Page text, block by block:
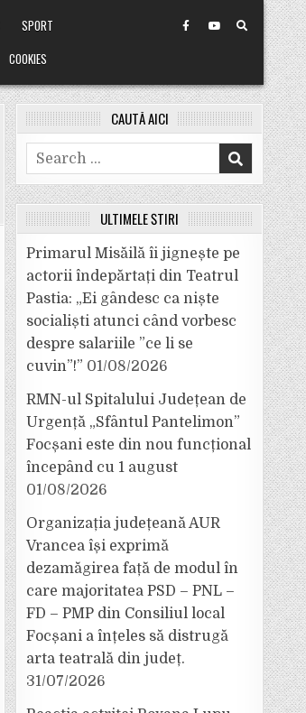
SPORT
COOKIES
CAUTĂ AICI
Search
for:
ULTIMELE ȘTIRI
Primarul Misăilă îi jignește pe
actorii îndepărtați din Teatrul
Pastia: „Ei gândesc ca niște
socialiști atunci când vorbesc
despre salariile ”ce li se
cuvin”!” 01/08/2026
RMN-ul Spitalului Județean de
Urgență „Sfântul Pantelimon”
Focșani este din nou funcțional
începând cu 1 august
01/08/2026
Organizația județeană AUR
Vrancea își exprimă
dezamăgirea față de modul în
care majoritatea PSD – PNL –
FD – PMP din Consiliul local
Focșani a înțeles să distrugă
arta teatrală din județ.
31/07/2026